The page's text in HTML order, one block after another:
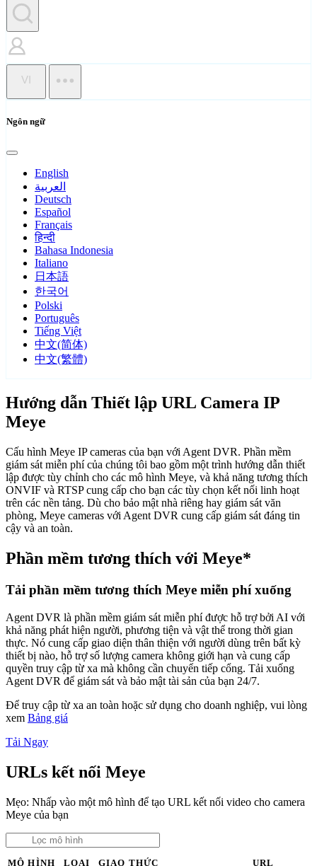
VI
Ngôn ngữ
English
العربية
Deutsch
Español
Français
हिन्दी
Bahasa Indonesia
Italiano
日本語
한국어
Polski
Português
Tiếng Việt
中文(简体)
中文(繁體)
Hướng dẫn Thiết lập URL Camera IP
Meye
Cấu hình Meye IP cameras của bạn với Agent DVR. Phần mềm
giám sát miễn phí của chúng tôi bao gồm một trình hướng dẫn thiết
lập được tùy chỉnh cho các mô hình Meye, và khả năng tương thích
ONVIF và RTSP cung cấp cho bạn các tùy chọn kết nối linh hoạt
trên các nền tảng. Dù cho bảo mật nhà riêng hay giám sát văn
phòng, Meye cameras với Agent DVR cung cấp giám sát đáng tin
cậy và an toàn.
Phần mềm tương thích với Meye*
Tải phần mềm tương thích Meye miễn phí xuống
Agent DVR là phần mềm giám sát miễn phí được hỗ trợ bởi AI với
khả năng phát hiện người, phương tiện và vật thể trong thời gian
thực. Nó cung cấp giao diện thân thiện với người dùng trên bất kỳ
thiết bị nào, hỗ trợ số lượng camera không giới hạn và cung cấp
quyền truy cập từ xa mà không cần chuyển tiếp cổng. Tải xuống
Agent DVR để giám sát và bảo mật tài sản của bạn 24/7.
Để truy cập từ xa an toàn hoặc sử dụng cho doanh nghiệp, vui lòng
xem Bảng giá
Tải Ngay
URLs kết nối Meye
Mẹo: Nhấp vào một mô hình để tạo URL kết nối video cho camera
Meye của bạn
MÔ HÌNH LOẠI GIAO THỨC URL